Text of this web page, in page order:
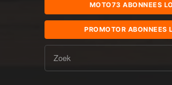
MOTO73 ABONNEES
PROMOTOR ABONNEES
Zoek